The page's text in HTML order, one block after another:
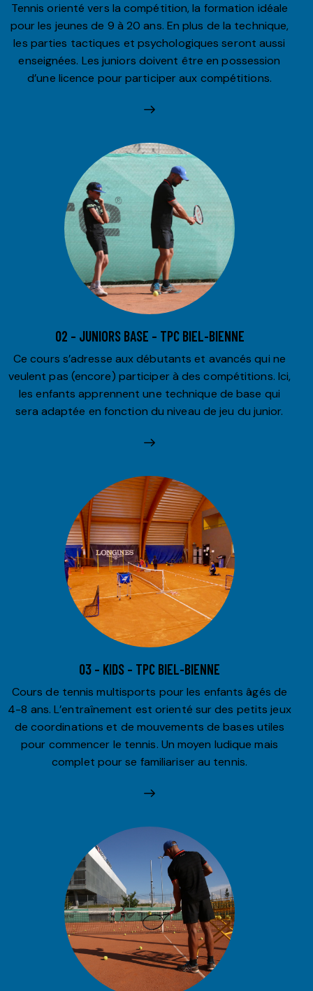
Tennis orienté vers la compétition, la formation idéale
pour les jeunes de 9 à 20 ans. En plus de la technique,
les parties tactiques et psychologiques seront aussi
enseignées. Les juniors doivent être en possession
d’une licence pour participer aux compétitions.
02 – JUNIORS BASE – TPC BIEL-BIENNE
Ce cours s’adresse aux débutants et avancés qui ne
veulent pas (encore) participer à des compétitions. Ici,
les enfants apprennent une technique de base qui
sera adaptée en fonction du niveau de jeu du junior.
03 – KIDS – TPC BIEL-BIENNE
Cours de tennis multisports pour les enfants âgés de
4-8 ans. L’entraînement est orienté sur des petits jeux
de coordinations et de mouvements de bases utiles
pour commencer le tennis. Un moyen ludique mais
complet pour se familiariser au tennis.